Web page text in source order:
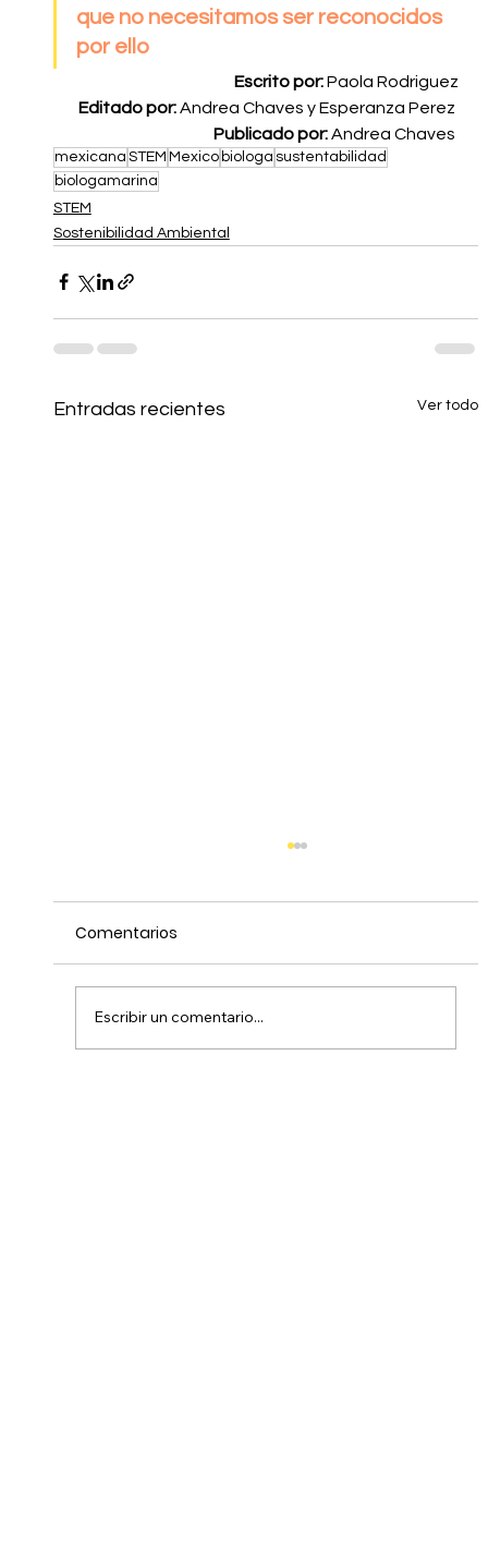
que no necesitamos ser reconocidos
por ello
Escrito por: Paola Rodriguez
Editado por: Andrea Chaves y Esperanza Perez
Publicado por: Andrea Chaves
mexicana STEM Mexico biologa sustentabilidad
biologamarina
STEM
Sostenibilidad Ambiental
Entradas recientes Ver todo
Comentarios
Escribir un comentario...